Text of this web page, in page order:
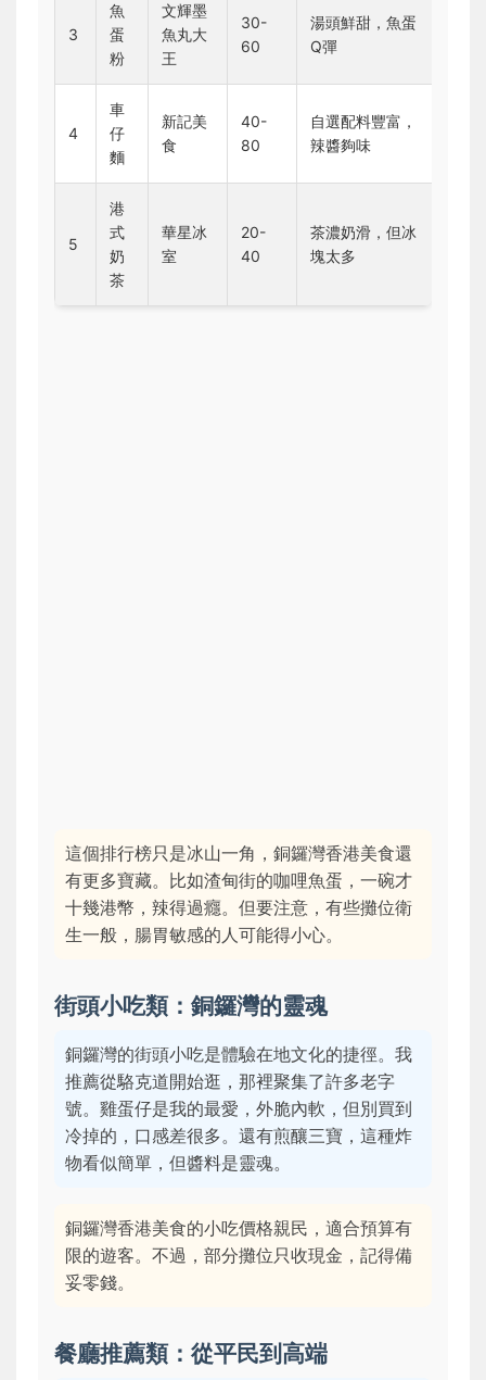
3
魚
蛋
粉
文輝墨
魚丸大
王
30-
60
湯頭鮮甜，魚蛋
Q彈
4
車
仔
麵
新記美
食
40-
80
自選配料豐富，
辣醬夠味
5
港
式
奶
茶
華星冰
室
20-
40
茶濃奶滑，但冰
塊太多
這個排行榜只是冰山一角，銅鑼灣香港美食還
有更多寶藏。比如渣甸街的咖哩魚蛋，一碗才
十幾港幣，辣得過癮。但要注意，有些攤位衛
生一般，腸胃敏感的人可能得小心。
街頭小吃類：銅鑼灣的靈魂
銅鑼灣的街頭小吃是體驗在地文化的捷徑。我
推薦從駱克道開始逛，那裡聚集了許多老字
號。雞蛋仔是我的最愛，外脆內軟，但別買到
冷掉的，口感差很多。還有煎釀三寶，這種炸
物看似簡單，但醬料是靈魂。
銅鑼灣香港美食的小吃價格親民，適合預算有
限的遊客。不過，部分攤位只收現金，記得備
妥零錢。
餐廳推薦類：從平民到高端